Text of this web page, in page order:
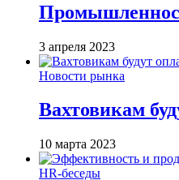
3 апреля 2023
Новости рынка
Вахтовикам
10 марта 2023
HR-беседы